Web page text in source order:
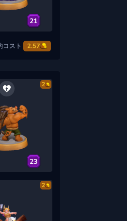
21
コスト 2.57
2
23
2